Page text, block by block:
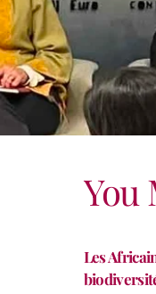
You
Les